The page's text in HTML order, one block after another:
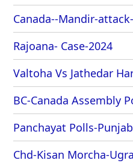
Canada--Mandir-
Rajoana- Case-2024
Valtoha Vs Jathedar
BC-Canada Assembly
Panchayat Polls-
Chd-Kisan Morcha-